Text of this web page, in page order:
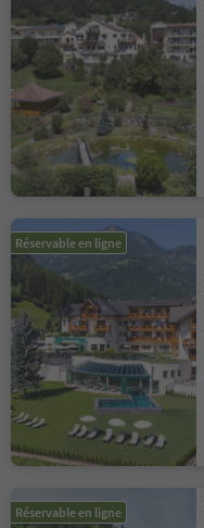
Réservable en ligne
Réservable en ligne